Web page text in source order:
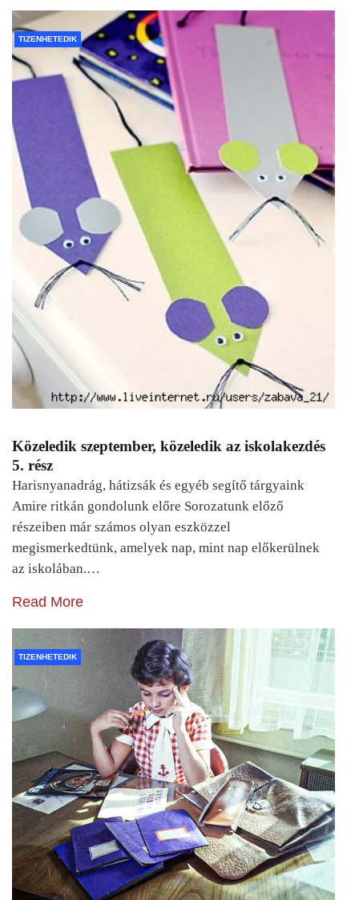
TIZENHETEDIK
Közeledik szeptember, közeledik az iskolakezdés
5. rész
Harisnyanadrág, hátizsák és egyéb segítő tárgyaink
Amire ritkán gondolunk előre Sorozatunk előző
részeiben már számos olyan eszközzel
megismerkedtünk, amelyek nap, mint nap előkerülnek
az iskolában.…
Read More
TIZENHETEDIK